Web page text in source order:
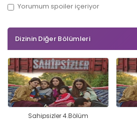
Yorumum spoileriçeriyor
Dizinin Diğer Bölümleri
Sahipsizler 4.Bölüm